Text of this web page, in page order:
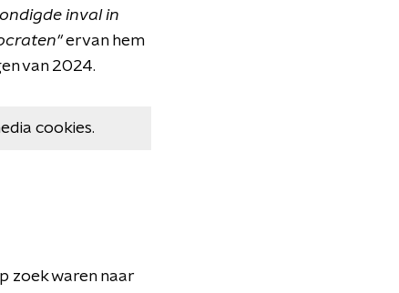
inval in
ervan hem
van 2024.
cookies.
zoek waren naar